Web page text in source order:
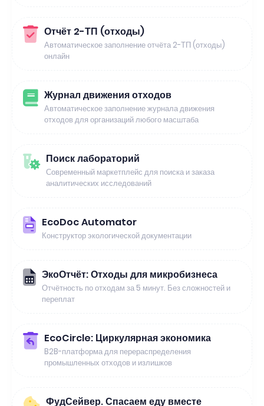
Отчёт 2-ТП (отходы)
Автоматическое заполнение отчёта 2-ТП (отходы)
онлайн
Журнал движения отходов
Автоматическое заполнение журнала движения
отходов для организаций любого масштаба
Поиск лабораторий
Современный маркетплейс для поиска и заказа
аналитических исследований
EcoDoc Automator
Конструктор экологической документации
ЭкоОтчёт: Отходы для микробизнеса
Отчётность по отходам за 5 минут. Без сложностей и
переплат
EcoCircle: Циркулярная экономика
B2B-платформа для перераспределения
промышленных отходов и излишков
ФудСейвер. Спасаем еду вместе